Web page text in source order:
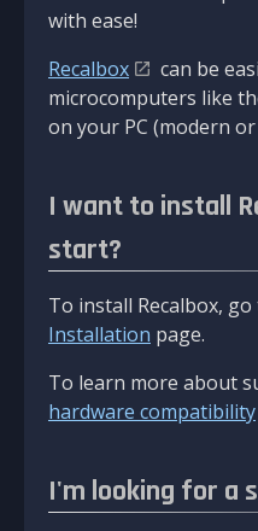
with ease!
Recalbox
can be
microcomputers like
on your PC (modern
I want to install
start?
To install Recalbox,
Installation page.
To learn more about
hardware compatibility
I'm looking for a